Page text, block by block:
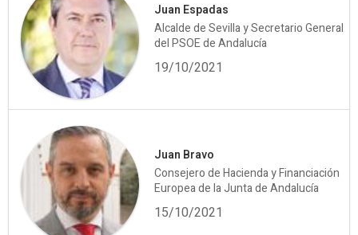
Juan Espadas
Alcalde de Sevilla y Secretario General
del PSOE de Andalucía
19/10/2021
Juan Bravo
Consejero de Hacienda y Financiación
Europea de la Junta de Andalucía
15/10/2021